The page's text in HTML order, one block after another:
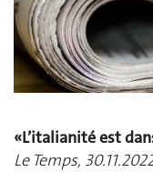
«L’italianité est
Le Temps,